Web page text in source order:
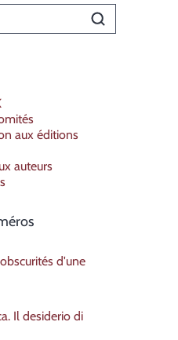
aux éditions
auteurs
d'une
Il desiderio di